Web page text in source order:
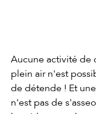
Aucune activité de
plein air n'est
de détende ! Et
n'est pas de